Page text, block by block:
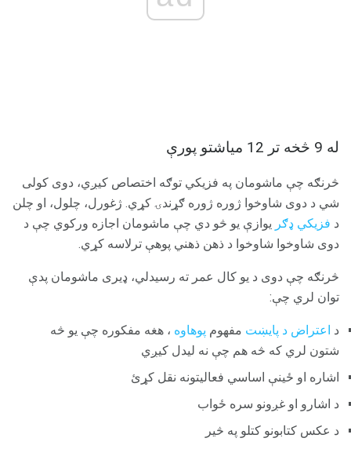
له 9 څخه تر 12 میاشتو پورې
څرنګه چې ماشومان په فزيکي توګه اختصاص کیږي، دوی کولی
شي د دوی شاوخوا ژوره ژوره ګړندۍ کړي. ژغورل، چلول، او چلن
د فزيکي ډګر یوازې یو څو دي چې ماشومان اجازه ورکوي چې د
دوی شاوخوا شاوخوا د ذهن ذهني پوهې ترلاسه کړي.
څرنګه چې دوی د یو کال عمر ته رسیدلي، ډیری ماشومان پدې
توان لري چې:
د اعتراض د پایښت مفهوم پوهاوه ، هغه مفکوره چې یو څه
شتون لري که څه هم چې نه لیدل کیږي
اشاره او ځینې اساسي فعالیتونه نقل کړئ
د اشارو او غږونو سره ځواب
د عکس کتابونو کتلو په څیر